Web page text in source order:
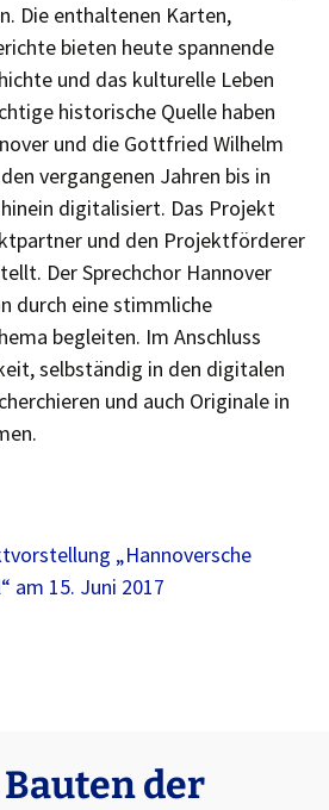
Die enthaltenen Karten,
bieten heute spannende
und das kulturelle Leben
historische Quelle haben
und die Gottfried Wilhelm
vergangenen Jahren bis in
digitalisiert. Das Projekt
und den Projektförderer
Der Sprechchor Hannover
durch eine stimmliche
begleiten. Im Anschluss
selbständig in den digitalen
und auch Originale in
„Hannoversche
am 15. Juni 2017
der